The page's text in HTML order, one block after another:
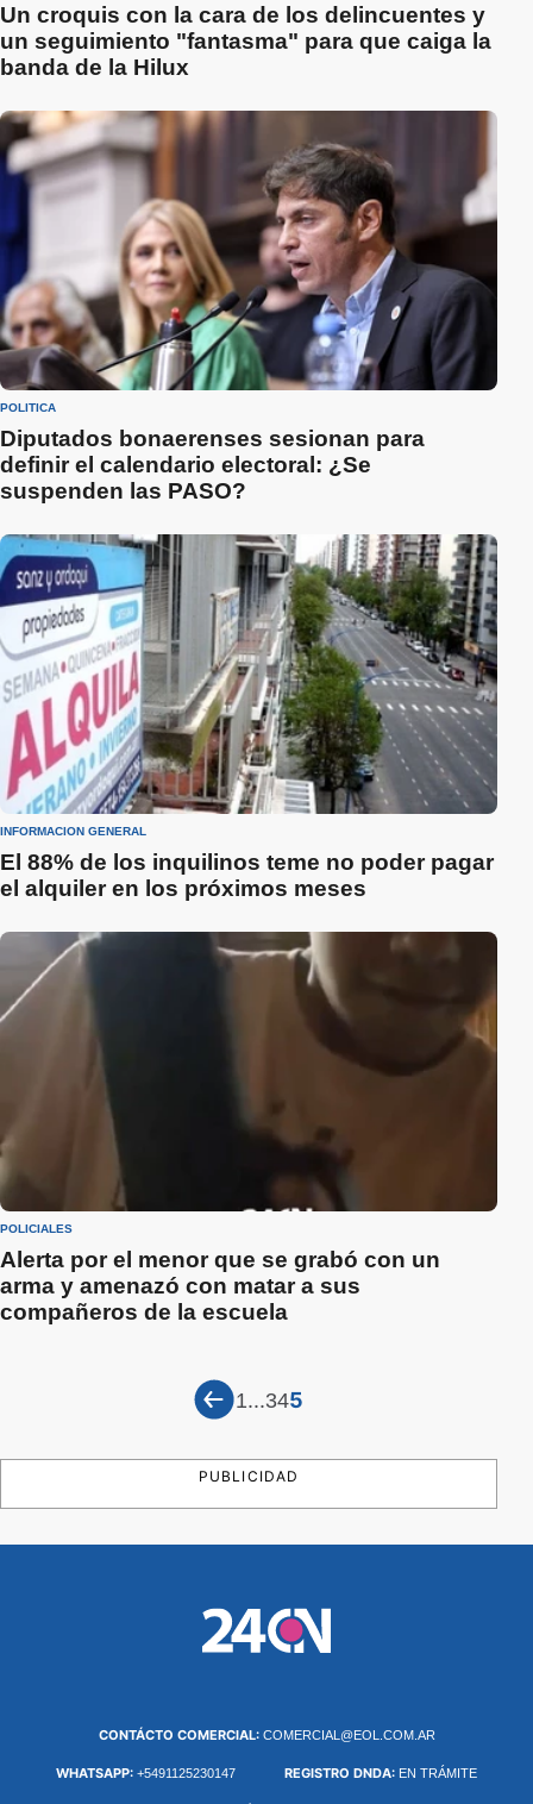
Un croquis con la cara de los delincuentes y
un seguimiento "fantasma" para que caiga la
banda de la Hilux
POLÍTICA
Diputados bonaerenses sesionan para
definir el calendario electoral: ¿Se
suspenden las PASO?
INFORMACIÓN GENERAL
El 88% de los inquilinos teme no poder pagar
el alquiler en los próximos meses
POLICIALES
Alerta por el menor que se grabó con un
arma y amenazó con matar a sus
compañeros de la escuela
1...345
PUBLICIDAD
CONTÁCTO COMERCIAL: COMERCIAL@EOL.COM.AR
WHATSAPP: +5491125230147 REGISTRO DNDA: EN TRÁMITE